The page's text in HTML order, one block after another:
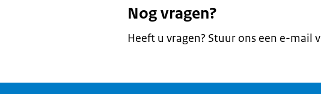
Nog vragen?
Heeft u vragen? Stuur ons een e-mail